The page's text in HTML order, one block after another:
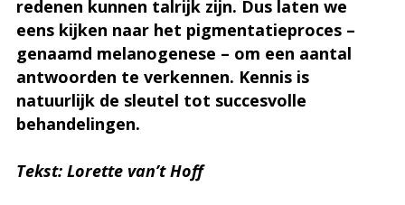
redenen kunnen talrijk zijn. Dus laten we
eens kijken naar het pigmentatieproces –
genaamd melanogenese – om een aantal
antwoorden te verkennen. Kennis is
natuurlijk de sleutel tot succesvolle
behandelingen.
Tekst: Lorette van’t Hoff